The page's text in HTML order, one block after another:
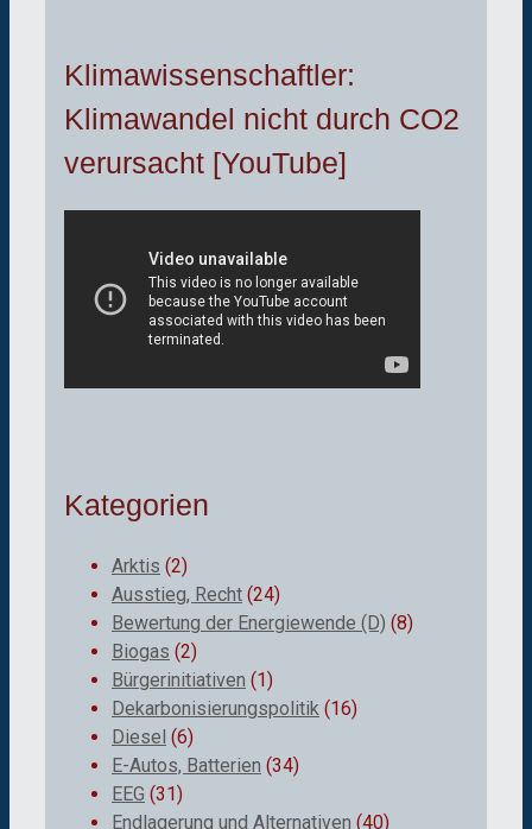
Klimawissenschaftler:
Klimawandel nicht durch CO2
verursacht [YouTube]
Kategorien
Arktis (2)
Ausstieg, Recht (24)
Bewertung der Energiewende (D) (8)
Biogas (2)
Bürgerinitiativen (1)
Dekarbonisierungspolitik (16)
Diesel (6)
E-Autos, Batterien (34)
EEG (31)
Endlagerung und Alternativen (40)